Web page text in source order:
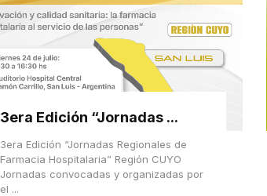
3era Edición “Jornadas ...
3era Edición “Jornadas Regionales de
Farmacia Hospitalaria” Región CUYO
Jornadas convocadas y organizadas por
el ...